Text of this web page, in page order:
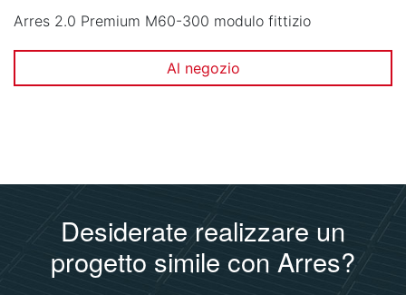
Arres 2.0 Premium M60-300 modulo fittizio
Al negozio
Desiderate realizzare un
progetto simile con Arres?